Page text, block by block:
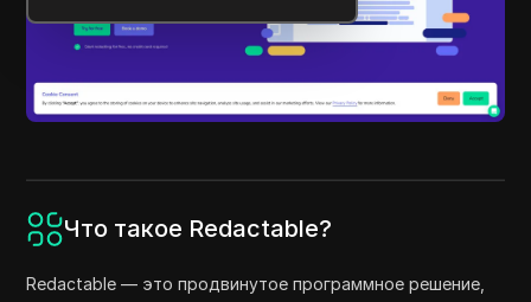
Что такое Redactable?
Redactable — это продвинутое программное решение,